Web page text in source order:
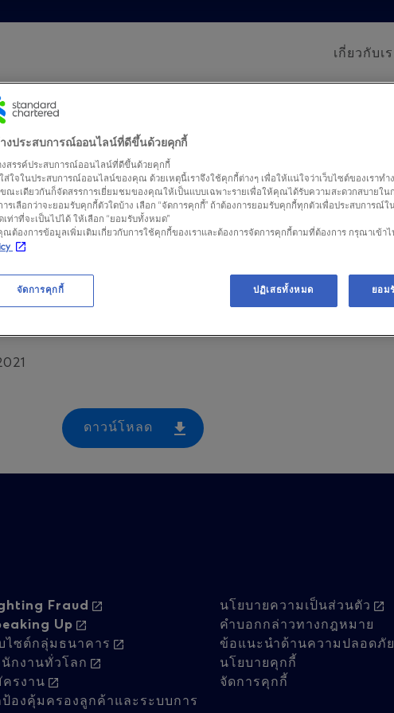
เกี่ยวกับเ
ดชาร์เตอร์ด : คาดเศรษฐกิจไทยเริ่มฟื้นตัว ขณะที่ตลาดยังผันผวน
ารสแตนดาร์ดชาร์
ศรษฐกิจไทยเริ่มฟื้
ตลาดยังผันผวน
ดาวน์โหลด
Fraud
Up
ไซต์กลุ่มธนาคาร
กงานทั่วโลก
รงาน
องคุ้มครองลูกค้าและระบบการ
Footer
นโยบายความเป็นส่วนตัว
คำบอกกล่าวทางกฎหมาย
ข้อแนะนำด้านความปลอดภัย
นโยบายคุกกี้
จัดการคุกกี้
งประสบการณ์ออนไลน์ที่ดีขึ้นด้วยคุกกี้
งสรรค์ประสบการณ์ออนไลน์ที่ดีขึ้นด้วยคุกกี้
ใส่ใจในประสบการณ์ออนไลน์ของคุณ ด้วยเหตุนี้เราจึงใช้คุกกี้ต่างๆ เพื่อให้แน่ใจว่าเว็บไซต์ของเราทำ
ณะเดียวกันก็จัดสรรการเยี่ยมชมของคุณให้เป็นแบบเฉพาะรายเพื่อให้คุณได้รับความสะดวกสบายใน
ารเลือกว่าจะยอมรับคุกกี้ตัวใดบ้าง เลือก “จัดการคุกกี้” ถ้าต้องการยอมรับคุกกี้ทุกตัวเพื่อประสบการณ์
เท่าที่จะเป็นไปได้ ให้เลือก “ยอมรับทั้งหมด”
ณต้องการข้อมูลเพิ่มเติมเกี่ยวกับการใช้คุกกี้ของเราและต้องการจัดการคุกกี้ตามที่ต้องการ กรุณาเข้าไ
จัดการคุกกี้ ปฏิเสธทั้งหมด ยอม